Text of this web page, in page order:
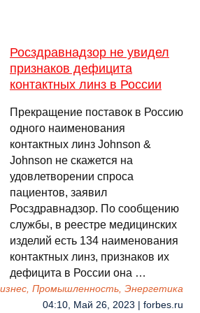
Росздравнадзор не увидел
признаков дефицита
контактных линз в России
Прекращение поставок в Россию
одного наименования
контактных линз Johnson &
Johnson не скажется на
удовлетворении спроса
пациентов, заявил
Росздравнадзор. По сообщению
службы, в реестре медицинских
изделий есть 134 наименования
контактных линз, признаков их
дефицита в России она …
Промышленность, Энергетика
04:10, Май 26, 2023 | forbes.ru